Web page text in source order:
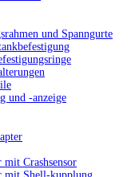
und Spanngurte
und -anzeige
Crashsensor